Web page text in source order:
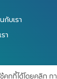
กับเรา
า
ช้คุกกี้ได้โดยคลิก